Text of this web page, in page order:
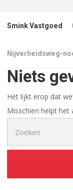
Smink Vastgoed
Nijverheidsweg-
Niets
Het lijkt erop dat
Misschien helpt het
naar: